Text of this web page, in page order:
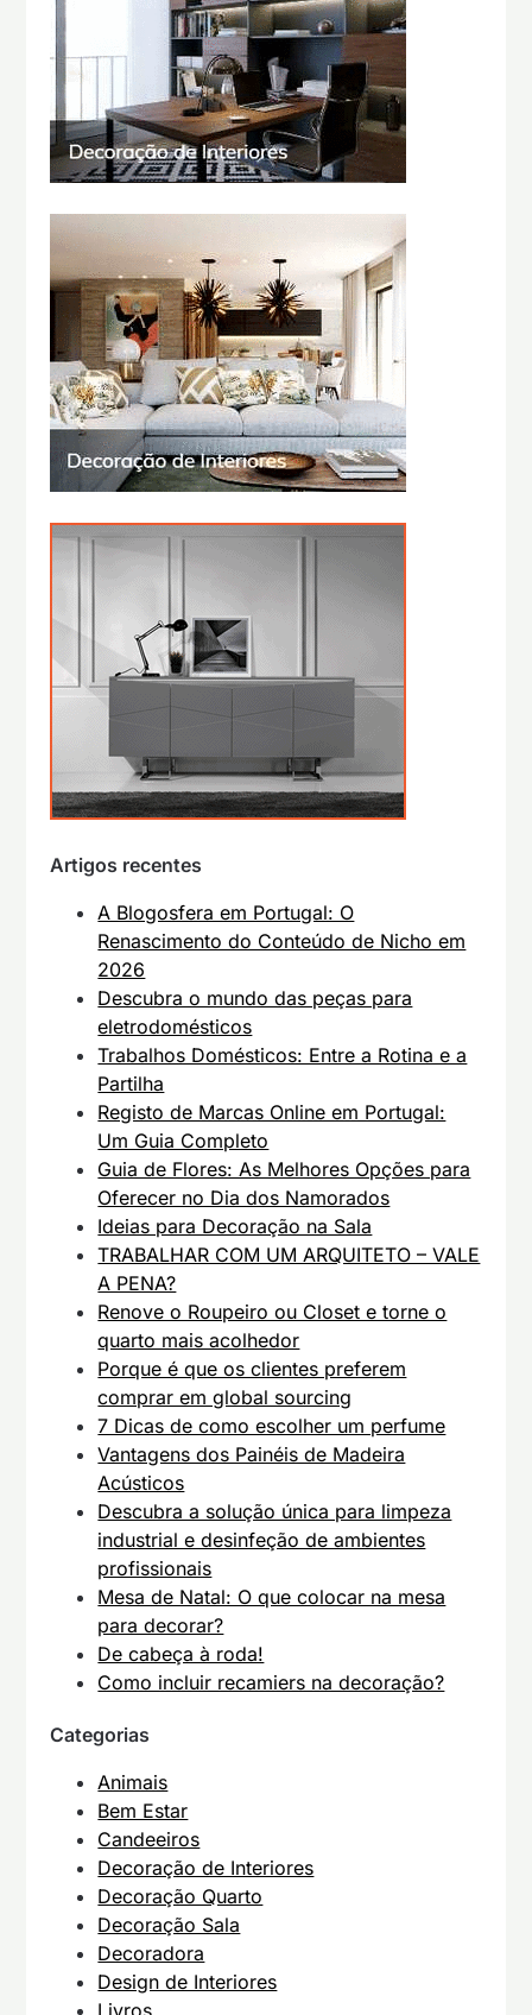
Artigos recentes
A Blogosfera em Portugal: O
Renascimento do Conteúdo de Nicho em
2026
Descubra o mundo das peças para
eletrodomésticos
Trabalhos Domésticos: Entre a Rotina e a
Partilha
Registo de Marcas Online em Portugal:
Um Guia Completo
Guia de Flores: As Melhores Opções para
Oferecer no Dia dos Namorados
Ideias para Decoração na Sala
TRABALHAR COM UM ARQUITETO – VALE
A PENA?
Renove o Roupeiro ou Closet e torne o
quarto mais acolhedor
Porque é que os clientes preferem
comprar em global sourcing
7 Dicas de como escolher um perfume
Vantagens dos Painéis de Madeira
Acústicos
Descubra a solução única para limpeza
industrial e desinfeção de ambientes
profissionais
Mesa de Natal: O que colocar na mesa
para decorar?
De cabeça à roda!
Como incluir recamiers na decoração?
Categorias
Animais
Bem Estar
Candeeiros
Decoração de Interiores
Decoração Quarto
Decoração Sala
Decoradora
Design de Interiores
Livros